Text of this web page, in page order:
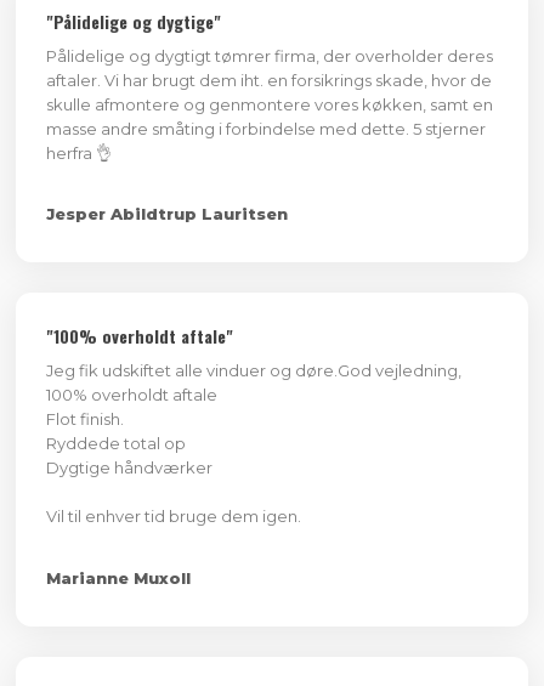
"Pålidelige og dygtige"
Pålidelige og dygtigt tømrer firma, der overholder deres
aftaler. Vi har brugt dem iht. en forsikrings skade, hvor de
skulle afmontere og genmontere vores køkken, samt en
masse andre småting i forbindelse med dette. 5 stjerner
herfra 👌
Jesper Abildtrup Lauritsen
"100% overholdt aftale"
Jeg fik udskiftet alle vinduer og døre.God vejledning,
100% overholdt aftale
Flot finish.
Ryddede total op
Dygtige håndværker
​Vil til enhver tid bruge dem igen.
Marianne Muxoll